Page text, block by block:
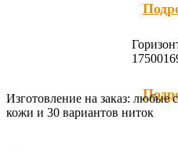
17500
Изготовление на заказ: любые
кожи и 30 вариантов ниток